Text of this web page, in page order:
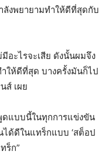
ลังพยายามทำให้ดีที่สุดกับ
อะไรจะเสีย ดังนั้นผมจึง
ให้ดีที่สุด บางครั้งมันก็ไป
ส์ เผย
ดแบบนี้ในทุกการแข่งขัน
ได้ดีในแทร็กแบบ ‘สต็อป
ร็ก”